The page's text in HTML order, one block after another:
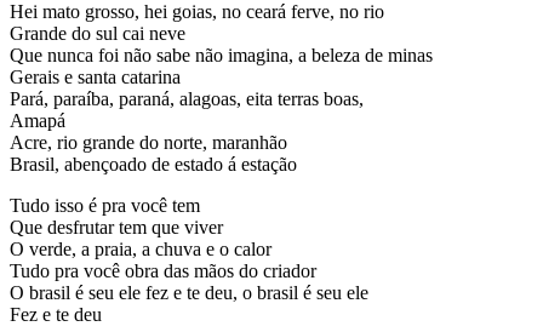
Hei mato grosso, hei goias, no ceará ferve, no rio
Grande do sul cai neve
Que nunca foi não sabe não imagina, a beleza de minas
Gerais e santa catarina
Pará, paraíba, paraná, alagoas, eita terras boas,
Amapá
Acre, rio grande do norte, maranhão
Brasil, abençoado de estado á estação
Tudo isso é pra você tem
Que desfrutar tem que viver
O verde, a praia, a chuva e o calor
Tudo pra você obra das mãos do criador
O brasil é seu ele fez e te deu, o brasil é seu ele
Fez e te deu